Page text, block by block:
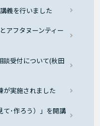
義を行いました
アフタヌーンティー
受付について(秋田
が実施されました
て･作ろう）」を開講